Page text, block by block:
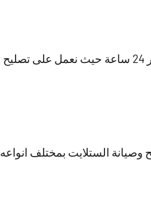
نقدم لكم افضل فني تركيب ستلايت الشامية يعمل في تصليح ستلايت على مدار 24 ساعة حيث نعمل على تصليح
الستلايت بمختلف انواعه